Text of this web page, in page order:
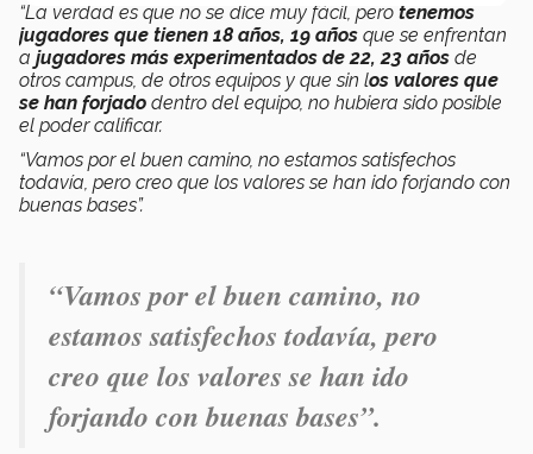
“La verdad es que no se dice muy fácil, pero tenemos
jugadores que tienen 18 años, 19 años que se enfrentan
a jugadores más experimentados de 22, 23 años de
otros campus, de otros equipos y que sin los valores que
se han forjado dentro del equipo, no hubiera sido posible
el poder calificar.
“Vamos por el buen camino, no estamos satisfechos
todavía, pero creo que los valores se han ido forjando con
buenas bases”.
“Vamos por el buen camino, no
estamos satisfechos todavía, pero
creo que los valores se han ido
forjando con buenas bases”.